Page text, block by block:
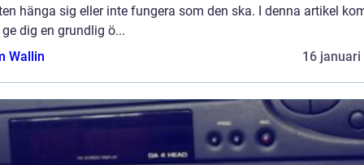
hänga sig eller inte fungera som den ska. I denna artikel
dig en grundlig ö...
Wallin
16 januari